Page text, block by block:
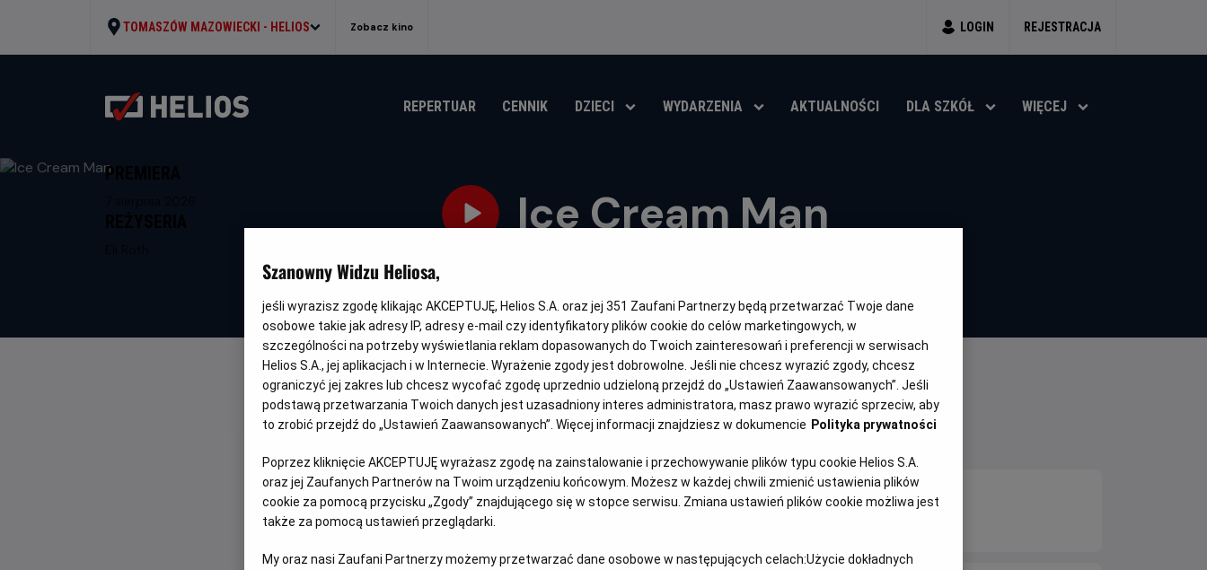
TOMASZÓW MAZOWIECKI - HELIOS Zobacz kino LOGIN REJESTRACJA
REPERTUAR CENNIK DZIECI WYDARZENIA AKTUALNOŚCI DLA SZKÓŁ WIĘCEJ
Ice Cream Man
produkcji
OBSERWUJ
PREMIERA
NAPISY PREMIERA
JUTRO,
SIERPNIA
2026
19:45
2D, napisy
Szanowny Widzu Heliosa,
jeśli wyrazisz zgodę klikając AKCEPTUJĘ, Helios S.A. oraz jej 351 Zaufani Partnerzy będą przetwarzać Twoje dane
osobowe takie jak adresy IP, adresy e-mail czy identyfikatory plików cookie do celów marketingowych, w
szczególności na potrzeby wyświetlania reklam dopasowanych do Twoich zainteresowań i preferencji w serwisach
Helios S.A., jej aplikacjach i w Internecie. Wyrażenie zgody jest dobrowolne. Jeśli nie chcesz wyrazić zgody, chcesz
ograniczyć jej zakres lub chcesz wycofać zgodę uprzednio udzieloną przejdź do „Ustawień Zaawansowanych”. Jeśli
podstawą przetwarzania Twoich danych jest uzasadniony interes administratora, masz prawo wyrazić sprzeciw, aby
to zrobić przejdź do „Ustawień Zaawansowanych”. Więcej informacji znajdziesz w dokumencie Polityka prywatności
Poprzez kliknięcie AKCEPTUJĘ wyrażasz zgodę na zainstalowanie i przechowywanie plików typu cookie Helios S.A.
oraz jej Zaufanych Partnerów na Twoim urządzeniu końcowym. Możesz w każdej chwili zmienić ustawienia plików
cookie za pomocą przycisku „Zgody” znajdującego się w stopce serwisu. Zmiana ustawień plików cookie możliwa jest
także za pomocą ustawień przeglądarki.
My oraz nasi Zaufani Partnerzy możemy przetwarzać dane osobowe w następujących celach:Użycie dokładnych